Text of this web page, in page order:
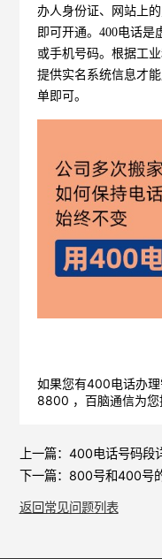
办人身份证、网站上
即可开通。400电话
或手机号码。根据工
提供实名系统信息才
单即可。
如果您有400电话办
8800 ，百脑通信为
上一篇： 400电话号码段
下一篇： 800号和400号
返回常见问题列表